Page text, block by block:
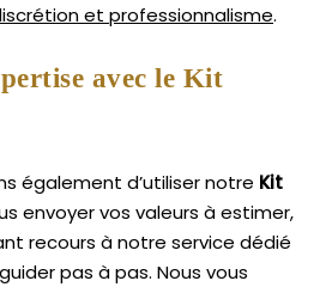
et professionnalisme.
avec le Kit
également d’utiliser notre Kit
envoyer vos valeurs à estimer,
recours à notre service dédié
pas à pas. Nous vous